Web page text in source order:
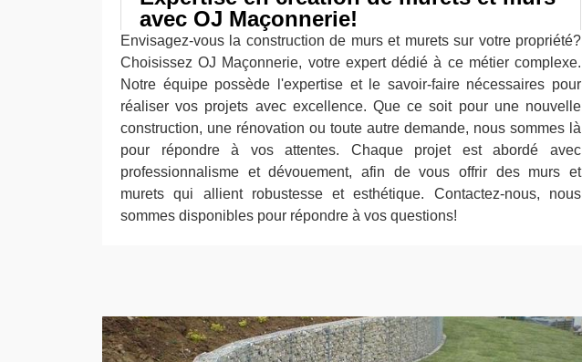
avec OJ Maçonnerie!
Envisagez-vous la construction de murs et murets sur votre propriété?
Choisissez OJ Maçonnerie, votre expert dédié à ce métier complexe.
Notre équipe possède l'expertise et le savoir-faire nécessaires pour
réaliser vos projets avec excellence. Que ce soit pour une nouvelle
construction, une rénovation ou toute autre demande, nous sommes là
pour répondre à vos attentes. Chaque projet est abordé avec
professionnalisme et dévouement, afin de vous offrir des murs et
murets qui allient robustesse et esthétique. Contactez-nous, nous
sommes disponibles pour répondre à vos questions!